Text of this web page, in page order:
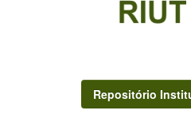
Repositório